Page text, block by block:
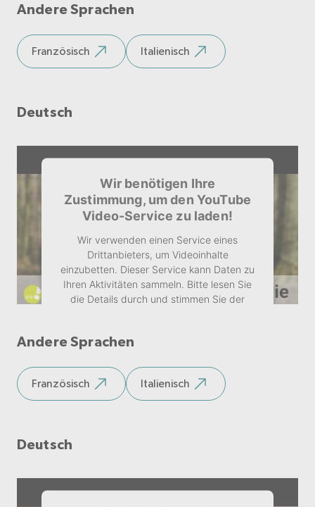
Akzeptieren
Andere Sprachen
Französisch Italienisch
Deutsch
Wir benötigen Ihre
Zustimmung, um den YouTube
Video-Service zu laden!
Wir verwenden einen Service eines
Drittanbieters, um Videoinhalte
einzubetten. Dieser Service kann Daten zu
Ihren Aktivitäten sammeln. Bitte lesen Sie
die Details durch und stimmen Sie der
Akzeptieren
Andere Sprachen
Französisch Italienisch
Deutsch